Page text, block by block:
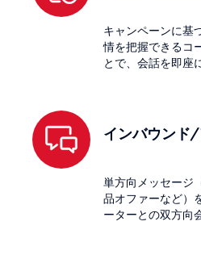
キャンペーンに基
情を把握できるコ
とで、会話を即座
インバウンド
単方向メッセージ
品オファーなど）
ーターとの双方向